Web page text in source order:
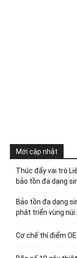
Mới cập nhật
Thúc đẩy vai trò
bảo tồn đa dạng
Bảo tồn đa dạng
phát triển vùng núi
Cơ chế thí điểm